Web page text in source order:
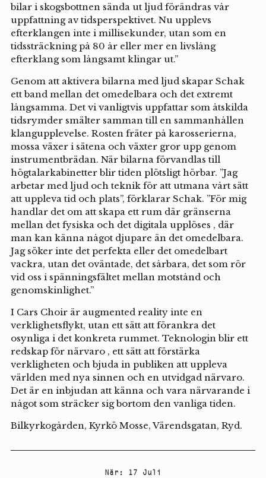
bilar i skogsbottnen sända ut ljud förändras vår
uppfattning av tidsperspektivet. Nu upplevs
efterklangen inte i millisekunder, utan som en
tidssträckning på 80 år eller mer en livslång
efterklang som långsamt klingar ut.”
Genom att aktivera bilarna med ljud skapar Schak
ett band mellan det omedelbara och det extremt
långsamma. Det vi vanligtvis uppfattar som åtskilda
tidsrymder smälter samman till en sammanhållen
klangupplevelse. Rosten fräter på karosserierna,
mossa växer i sätena och växter gror upp genom
instrumentbrädan. När bilarna förvandlas till
högtalarkabinetter blir tiden plötsligt hörbar. ”Jag
arbetar med ljud och teknik för att utmana vårt sätt
att uppleva tid och plats”, förklarar Schak. ”För mig
handlar det om att skapa ett rum där gränserna
mellan det fysiska och det digitala upplöses , där
man kan känna något djupare än det omedelbara.
Jag söker inte det perfekta eller det omedelbart
vackra, utan det oväntade, det sårbara, det som rör
vid oss i spänningsfältet mellan motstånd och
genomskinlighet.”
I Cars Choir är augmented reality inte en
verklighetsflykt, utan ett sätt att förankra det
osynliga i det konkreta rummet. Teknologin blir ett
redskap för närvaro , ett sätt att förstärka
verkligheten och bjuda in publiken att uppleva
världen med nya sinnen och en utvidgad närvaro.
Det är en inbjudan att känna och vara närvarande i
något som sträcker sig bortom den vanliga tiden.
Bilkyrkogården, Kyrkö Mosse, Värendsgatan, Ryd.
När : 17 Juli